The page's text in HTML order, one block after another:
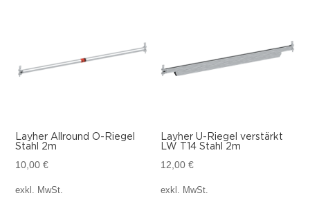
Layher Allround O-Riegel
Stahl 2m
10,00€
exkl. MwSt.
Layher U-Riegel verstärkt
LW T14 Stahl 2m
12,00€
exkl. MwSt.